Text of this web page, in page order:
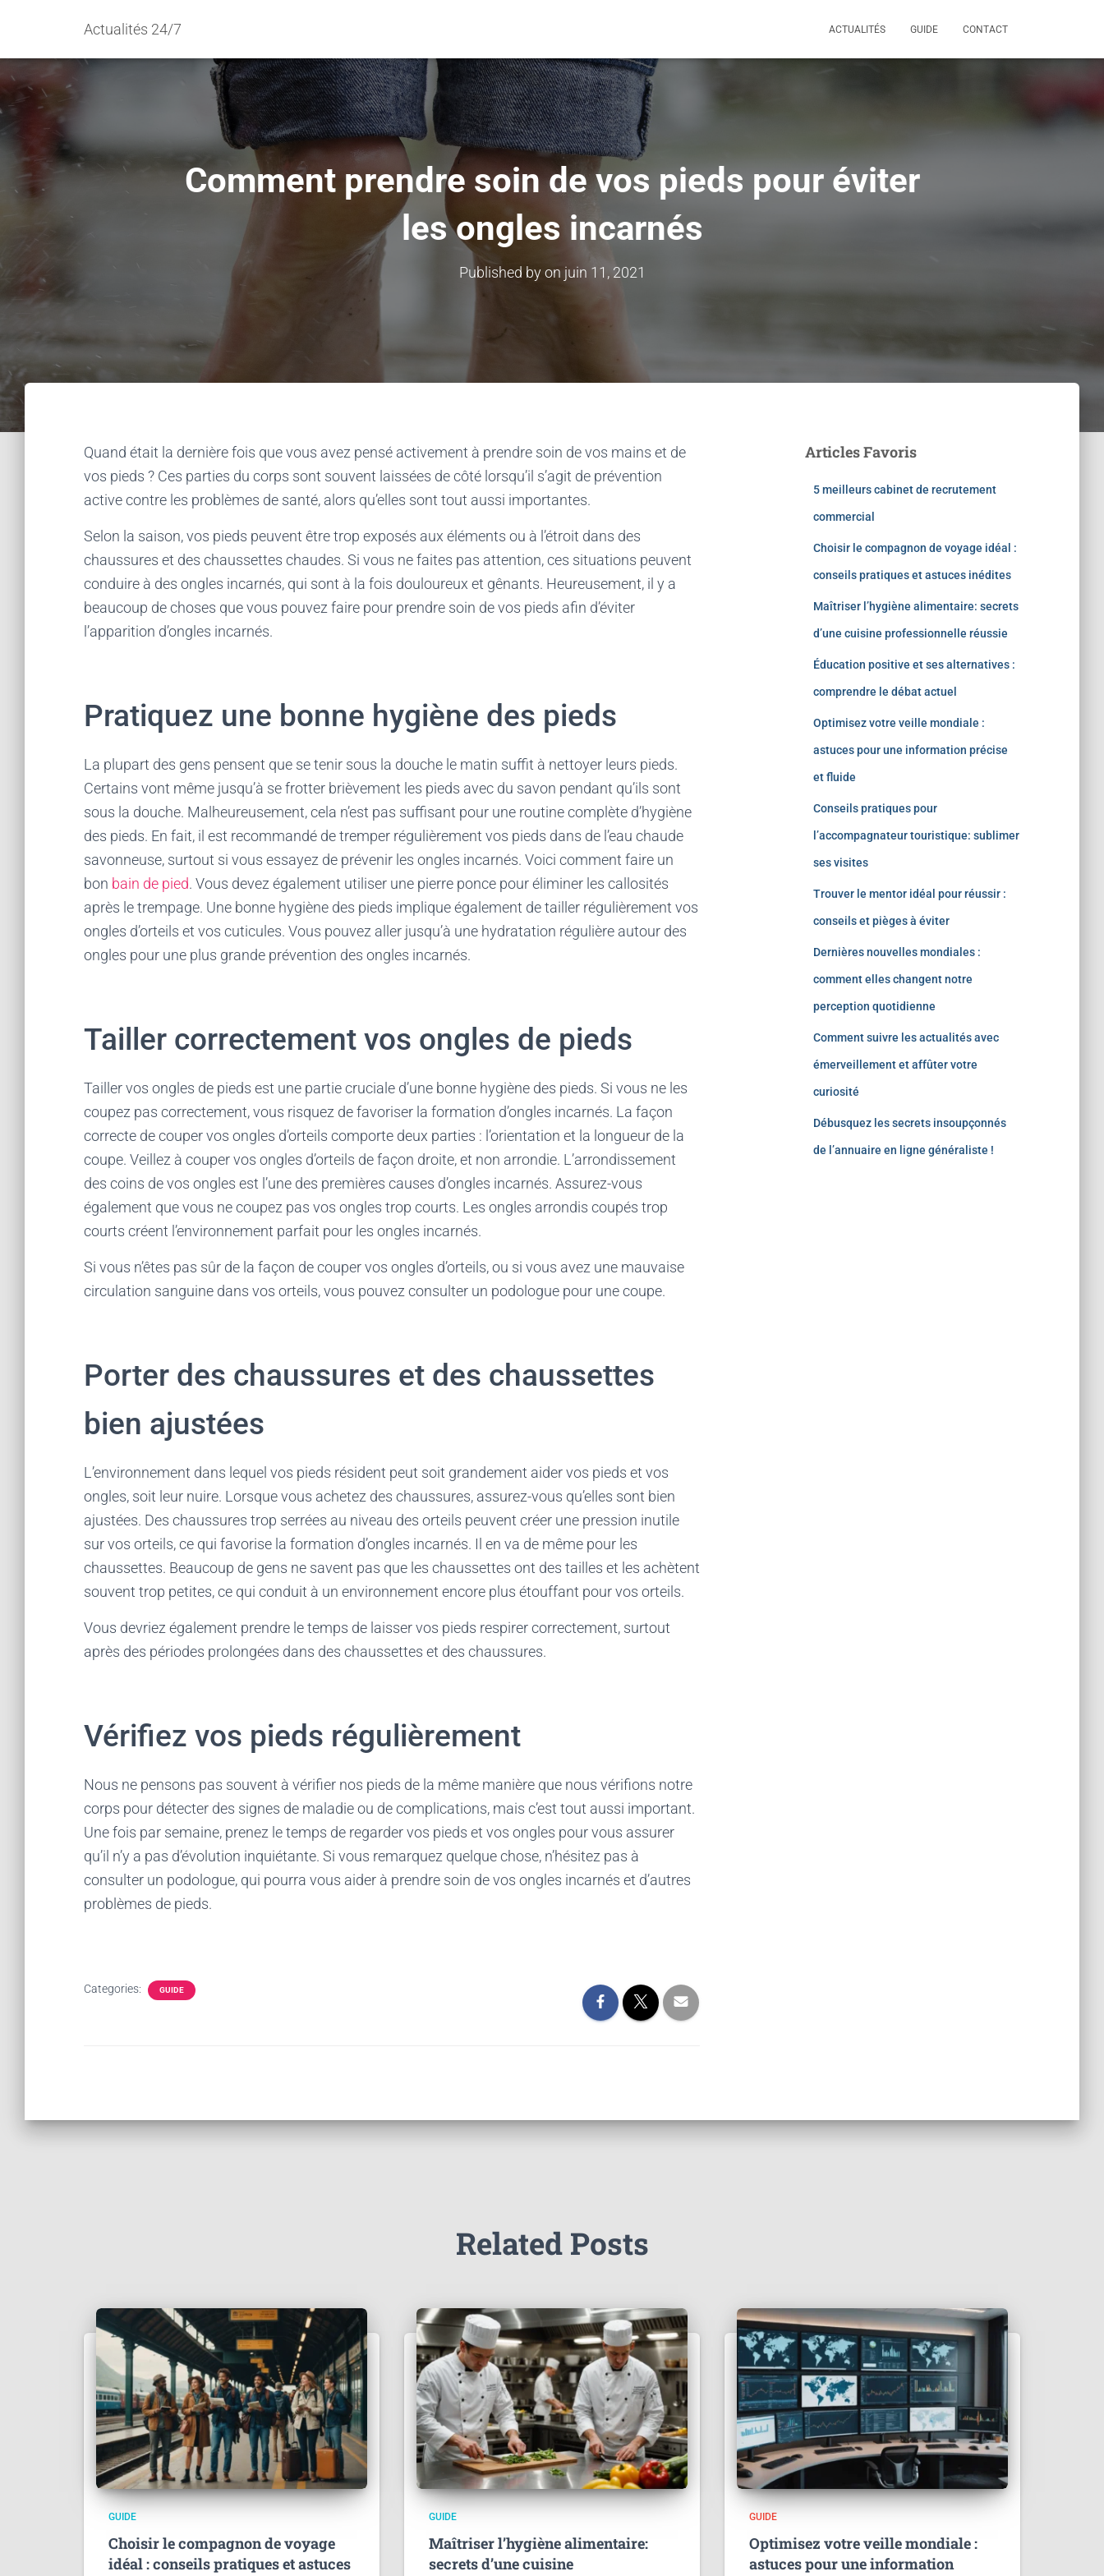
Actualités 24/7 ACTUALITÉS GUIDE CONTACT
Comment prendre soin de vos pieds pour éviter
les ongles incarnés
Published byon juin 11, 2021
Quand était la dernière fois que vous avez pensé activement à prendre soin de vos mains et de
vos pieds ? Ces parties du corps sont souvent laissées de côté lorsqu’il s’agit de prévention
active contre les problèmes de santé, alors qu’elles sont tout aussi importantes.
Selon la saison, vos pieds peuvent être trop exposés aux éléments ou à l’étroit dans des
chaussures et des chaussettes chaudes. Si vous ne faites pas attention, ces situations peuvent
conduire à des ongles incarnés, qui sont à la fois douloureux et gênants. Heureusement, il y a
beaucoup de choses que vous pouvez faire pour prendre soin de vos pieds afin d’éviter
l’apparition d’ongles incarnés.
Pratiquez une bonne hygiène des pieds
La plupart des gens pensent que se tenir sous la douche le matin suffit à nettoyer leurs pieds.
Certains vont même jusqu’à se frotter brièvement les pieds avec du savon pendant qu’ils sont
sous la douche. Malheureusement, cela n’est pas suffisant pour une routine complète d’hygiène
des pieds. En fait, il est recommandé de tremper régulièrement vos pieds dans de l’eau chaude
savonneuse, surtout si vous essayez de prévenir les ongles incarnés. Voici comment faire un
bon bain de pied. Vous devez également utiliser une pierre ponce pour éliminer les callosités
après le trempage. Une bonne hygiène des pieds implique également de tailler régulièrement vos
ongles d’orteils et vos cuticules. Vous pouvez aller jusqu’à une hydratation régulière autour des
ongles pour une plus grande prévention des ongles incarnés.
Tailler correctement vos ongles de pieds
Tailler vos ongles de pieds est une partie cruciale d’une bonne hygiène des pieds. Si vous ne les
coupez pas correctement, vous risquez de favoriser la formation d’ongles incarnés. La façon
correcte de couper vos ongles d’orteils comporte deux parties : l’orientation et la longueur de la
coupe. Veillez à couper vos ongles d’orteils de façon droite, et non arrondie. L’arrondissement
des coins de vos ongles est l’une des premières causes d’ongles incarnés. Assurez-vous
également que vous ne coupez pas vos ongles trop courts. Les ongles arrondis coupés trop
courts créent l’environnement parfait pour les ongles incarnés.
Si vous n’êtes pas sûr de la façon de couper vos ongles d’orteils, ou si vous avez une mauvaise
circulation sanguine dans vos orteils, vous pouvez consulter un podologue pour une coupe.
Porter des chaussures et des chaussettes
bien ajustées
L’environnement dans lequel vos pieds résident peut soit grandement aider vos pieds et vos
ongles, soit leur nuire. Lorsque vous achetez des chaussures, assurez-vous qu’elles sont bien
ajustées. Des chaussures trop serrées au niveau des orteils peuvent créer une pression inutile
sur vos orteils, ce qui favorise la formation d’ongles incarnés. Il en va de même pour les
chaussettes. Beaucoup de gens ne savent pas que les chaussettes ont des tailles et les achètent
souvent trop petites, ce qui conduit à un environnement encore plus étouffant pour vos orteils.
Vous devriez également prendre le temps de laisser vos pieds respirer correctement, surtout
après des périodes prolongées dans des chaussettes et des chaussures.
Vérifiez vos pieds régulièrement
Nous ne pensons pas souvent à vérifier nos pieds de la même manière que nous vérifions notre
corps pour détecter des signes de maladie ou de complications, mais c’est tout aussi important.
Une fois par semaine, prenez le temps de regarder vos pieds et vos ongles pour vous assurer
qu’il n’y a pas d’évolution inquiétante. Si vous remarquez quelque chose, n’hésitez pas à
consulter un podologue, qui pourra vous aider à prendre soin de vos ongles incarnés et d’autres
problèmes de pieds.
Categories: GUIDE
Articles Favoris
5 meilleurs cabinet de recrutement
commercial
Choisir le compagnon de voyage idéal :
conseils pratiques et astuces inédites
Maîtriser l’hygiène alimentaire: secrets
d’une cuisine professionnelle réussie
Éducation positive et ses alternatives :
comprendre le débat actuel
Optimisez votre veille mondiale :
astuces pour une information précise
et fluide
Conseils pratiques pour
l’accompagnateur touristique: sublimer
ses visites
Trouver le mentor idéal pour réussir :
conseils et pièges à éviter
Dernières nouvelles mondiales :
comment elles changent notre
perception quotidienne
Comment suivre les actualités avec
émerveillement et affûter votre
curiosité
Débusquez les secrets insoupçonnés
de l’annuaire en ligne généraliste !
Related Posts
GUIDE
Choisir le compagnon de voyage
idéal : conseils pratiques et astuces
GUIDE
Maîtriser l’hygiène alimentaire:
secrets d’une cuisine
GUIDE
Optimisez votre veille mondiale :
astuces pour une information